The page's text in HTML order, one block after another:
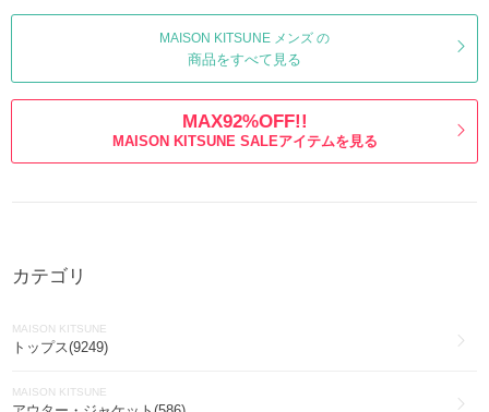
MAISON KITSUNE メンズ の
商品をすべて見る
MAX92%OFF!!
MAISON KITSUNE SALEアイテムを見る
カテゴリ
MAISON KITSUNE
トップス(9249)
MAISON KITSUNE